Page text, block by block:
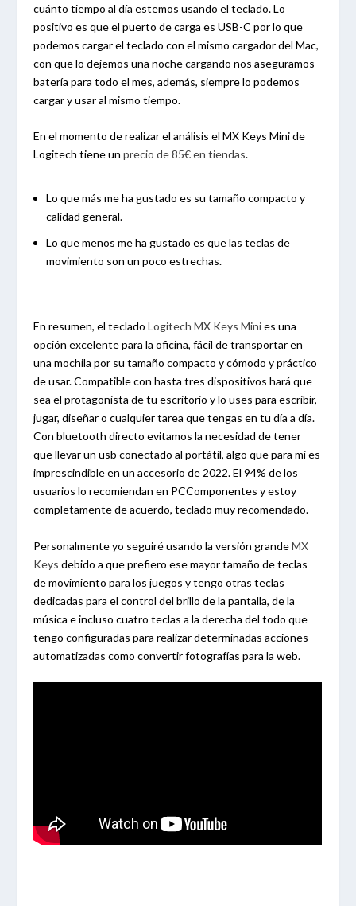
cuánto tiempo al día estemos usando el teclado. Lo
positivo es que el puerto de carga es USB-C por lo que
podemos cargar el teclado con el mismo cargador del Mac,
con que lo dejemos una noche cargando nos aseguramos
batería para todo el mes, además, siempre lo podemos
cargar y usar al mismo tiempo.
En el momento de realizar el análisis el MX Keys Mini de
Logitech tiene unprecio de 85€ en tiendas.
Lo que más me ha gustado es su tamaño compacto y
calidad general.
Lo que menos me ha gustado es que las teclas de
movimiento son un poco estrechas.
En resumen, el tecladoLogitech MX Keys Minies una
opción excelente para la oficina, fácil de transportar en
una mochila por su tamaño compacto y cómodo y práctico
de usar. Compatible con hasta tres dispositivos hará que
sea el protagonista de tu escritorio y lo uses para escribir,
jugar, diseñar o cualquier tarea que tengas en tu día a día.
Con bluetooth directo evitamos la necesidad de tener
que llevar un usb conectado al portátil, algo que para mi es
imprescindible en un accesorio de 2022. El 94% de los
usuarios lo recomiendan en PCComponentes y estoy
completamente de acuerdo, teclado muy recomendado.
Personalmente yo seguiré usando la versión grandeMX
Keys debido a que prefiero ese mayor tamaño de teclas
de movimiento para los juegos y tengo otras teclas
dedicadas para el control del brillo de la pantalla, de la
música e incluso cuatro teclas a la derecha del todo que
tengo configuradas para realizar determinadas acciones
automatizadas como convertir fotografías para la web.